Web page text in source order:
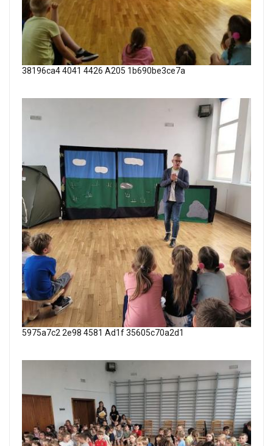
38196ca4 4041 4426 A205 1b690be3ce7a
5975a7c2 2e98 4581 Ad1f 35605c70a2d1